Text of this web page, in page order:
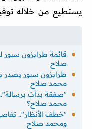
يستطيع من خلاله
قائمة طرابزون سبور
صلاح
طرابزون سبور يصدر
محمد صلاح
"صفقة بدأت
محمد صلاح؟
"خطف الأنظار"..
ومحمد صلاح